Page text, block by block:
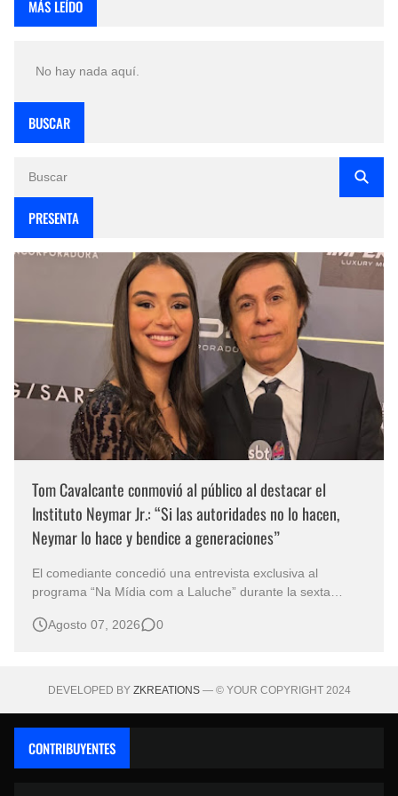
MÁS LEÍDO
No hay nada aquí.
BUSCAR
PRESENTA
Tom Cavalcante conmovió al público al destacar el
Instituto Neymar Jr.: “Si las autoridades no lo hacen,
Neymar lo hace y bendice a generaciones”
El comediante concedió una entrevista exclusiva al
programa “Na Mídia com a Laluche” durante la sexta
eventos benéficos más importantes de Brasil. En medio del
Agosto 07, 2026 0
DEVELOPED BY ZKREATIONS— © YOUR COPYRIGHT 2024
CONTRIBUYENTES